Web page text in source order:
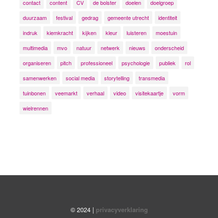
contact content CV de bolster doelen
doelgroep
duurzaam
festival gedrag gemeente utrecht
identiteit
indruk
kiemkracht kijken kleur luisteren
moestuin
multimedia
mvo natuur netwerk nieuws
onderscheid
organiseren
pitch professioneel psychologie publiek
rol
samenwerken
social media storytelling
transmedia
tuinbonen
veemarkt verhaal video visitekaartje
vorm
wielrennen
© 2024 | privacyverklaring